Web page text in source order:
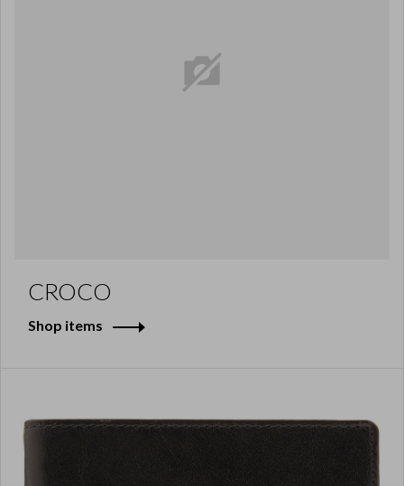
CROCO
Shop items